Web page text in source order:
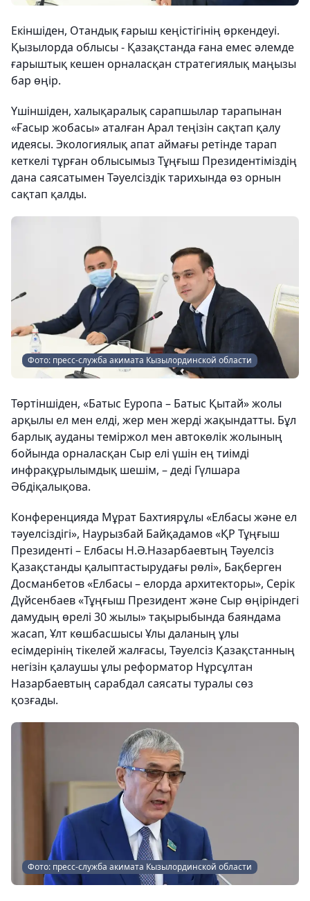
Екіншіден, Отандық ғарыш кеңістігінің өркендеуі.
Қызылорда облысы - Қазақстанда ғана емес әлемде
ғарыштық кешен орналасқан стратегиялық маңызы
бар өңір.
Үшіншіден, халықаралық сарапшылар тарапынан
«Ғасыр жобасы» аталған Арал теңізін сақтап қалу
идеясы. Экологиялық апат аймағы ретінде тарап
кеткелі тұрған облысымыз Тұңғыш Президентіміздің
дана саясатымен Тәуелсіздік тарихында өз орнын
сақтап қалды.
Фото: пресс-служба акимата Кызылординской области
Төртіншіден, «Батыс Еуропа – Батыс Қытай» жолы
арқылы ел мен елді, жер мен жерді жақындатты. Бұл
барлық ауданы теміржол мен автокөлік жолының
бойында орналасқан Сыр елі үшін ең тиімді
инфрақұрылымдық шешім, – деді Гүлшара
Әбдіқалықова.
Конференцияда Мұрат Бахтиярұлы «Елбасы және ел
тәуелсіздігі», Наурызбай Байқадамов «ҚР Тұңғыш
Президенті – Елбасы Н.Ә.Назарбаевтың Тәуелсіз
Қазақстанды қалыптастырудағы рөлі», Бақберген
Досманбетов «Елбасы – елорда архитекторы», Серік
Дүйсенбаев «Тұңғыш Президент және Сыр өңіріндегі
дамудың өрелі 30 жылы» тақырыбында баяндама
жасап, Ұлт көшбасшысы Ұлы даланың ұлы
есімдерінің тікелей жалғасы, Тәуелсіз Қазақстанның
негізін қалаушы ұлы реформатор Нұрсұлтан
Назарбаевтың сарабдал саясаты туралы сөз
қозғады.
Фото: пресс-служба акимата Кызылординской области